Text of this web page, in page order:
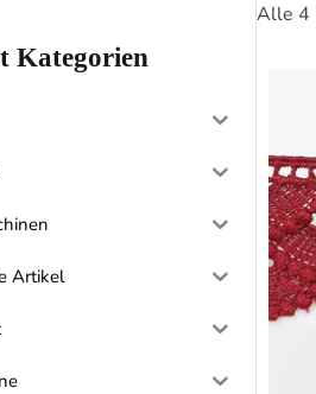
Kategorien
Artikel
Alle 4